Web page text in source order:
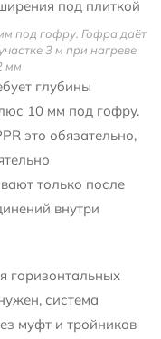
под гофру. Гофра даёт
3 м при нагреве
мм
глубины
10 мм под гофру.
это обязательно,
только после
внутри
горизонтальных
система
муфт и тройников